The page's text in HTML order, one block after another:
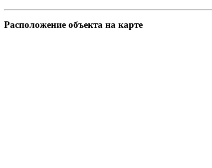
Pасположение объекта на карте